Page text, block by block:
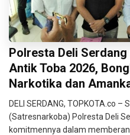
Polresta Deli
Antik Toba 2026,
Narkotika dan
DELI SERDANG, TOPKOTA.co
(Satresnarkoba) Polresta Deli
komitmennya dalam